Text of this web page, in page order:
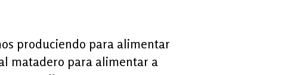
produciendo para alimentar
matadero para alimentar a